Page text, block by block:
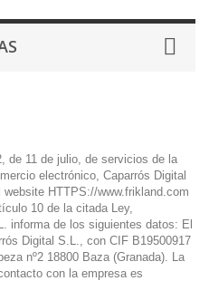
de 11 de julio, de servicios de la
electrónico, Caparrós Digital
HTTPS://www.frikland.com
10 de la citada Ley,
informa de los siguientes datos: El
Digital S.L., con CIF B19500917
nº2 18800 Baza (Granada). La
con la empresa es